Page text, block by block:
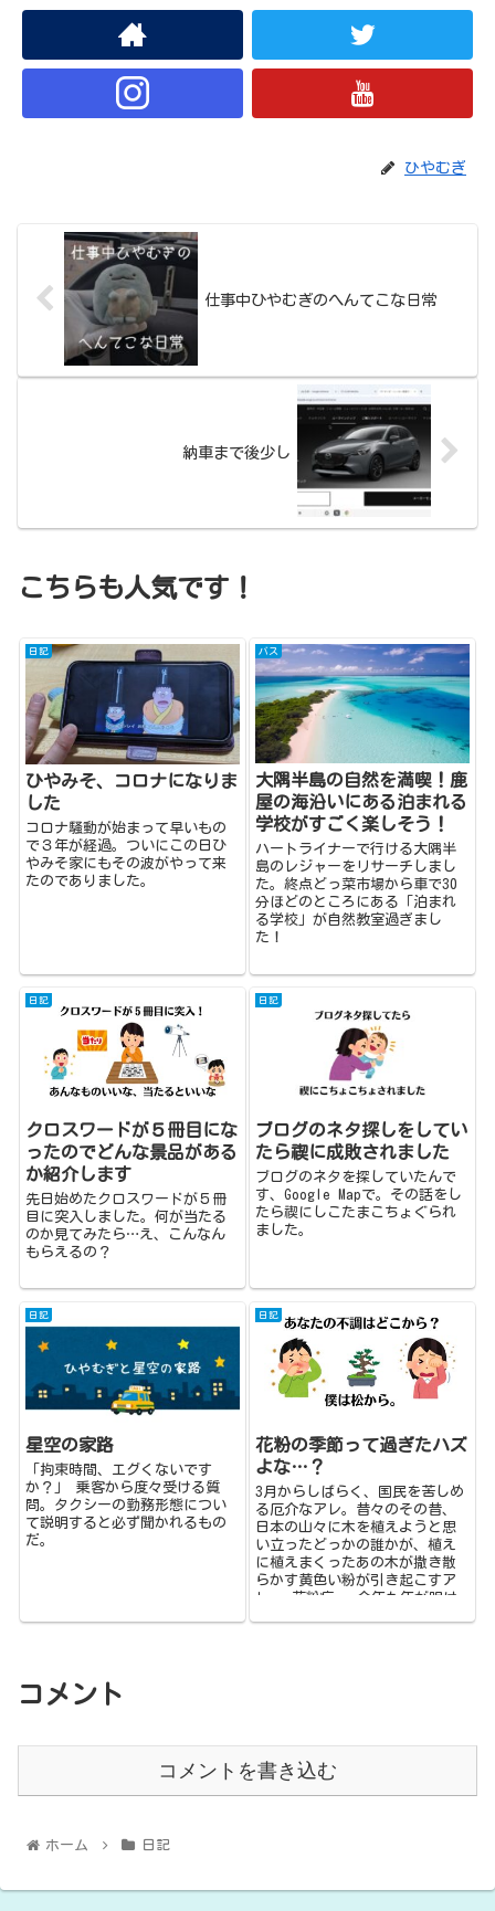
ひやむぎ
仕事中ひやむぎのへんてこな日常
納車まで後少し
こちらも人気です！
日記
ひやみそ、コロナになりま
した
コロナ騒動が始まって早いもの
で３年が経過。ついにこの日ひ
やみそ家にもその波がやって来
たのでありました。
バス
大隅半島の自然を満喫！鹿
屋の海沿いにある泊まれる
学校がすごく楽しそう！
ハートライナーで行ける大隅半
島のレジャーをリサーチしまし
た。終点どっ菜市場から車で30
分ほどのところにある「泊まれ
る学校」が自然教室過ぎまし
た！
日記
クロスワードが５冊目にな
ったのでどんな景品がある
か紹介します
先日始めたクロスワードが５冊
目に突入しました。何が当たる
のか見てみたら…え、こんなん
もらえるの？
日記
ブログのネタ探しをしてい
たら禊に成敗されました
ブログのネタを探していたんで
す、Google Mapで。その話をし
たら禊にしこたまこちょぐられ
ました。
日記
星空の家路
「拘束時間、エグくないです
か？」 乗客から度々受ける質
問。タクシーの勤務形態につい
て説明すると必ず聞かれるもの
だ。
日記
花粉の季節って過ぎたハズ
よな…？
3月からしばらく、国民を苦しめ
る厄介なアレ。昔々のその昔、
日本の山々に木を植えようと思
い立ったどっかの誰かが、植え
に植えまくったあの木が撒き散
らかす黄色い粉が引き起こすア
レ。 花粉症。 今年も年が明け
コメント
コメントを書き込む
ホーム 日記